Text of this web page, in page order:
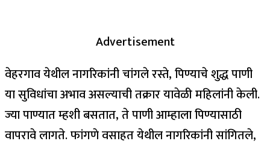
Advertisement
वेहरगाव येथील नागरिकांनी चांगले रस्ते, पिण्याचे शुद्ध पाणी
या सुविधांचा अभाव असल्याची तक्रार यावेळी महिलांनी केली.
ज्या पाण्यात म्हशी बसतात, ते पाणी आम्हाला पिण्यासाठी
वापरावे लागते. फांगणे वसाहत येथील नागरिकांनी सांगितले,